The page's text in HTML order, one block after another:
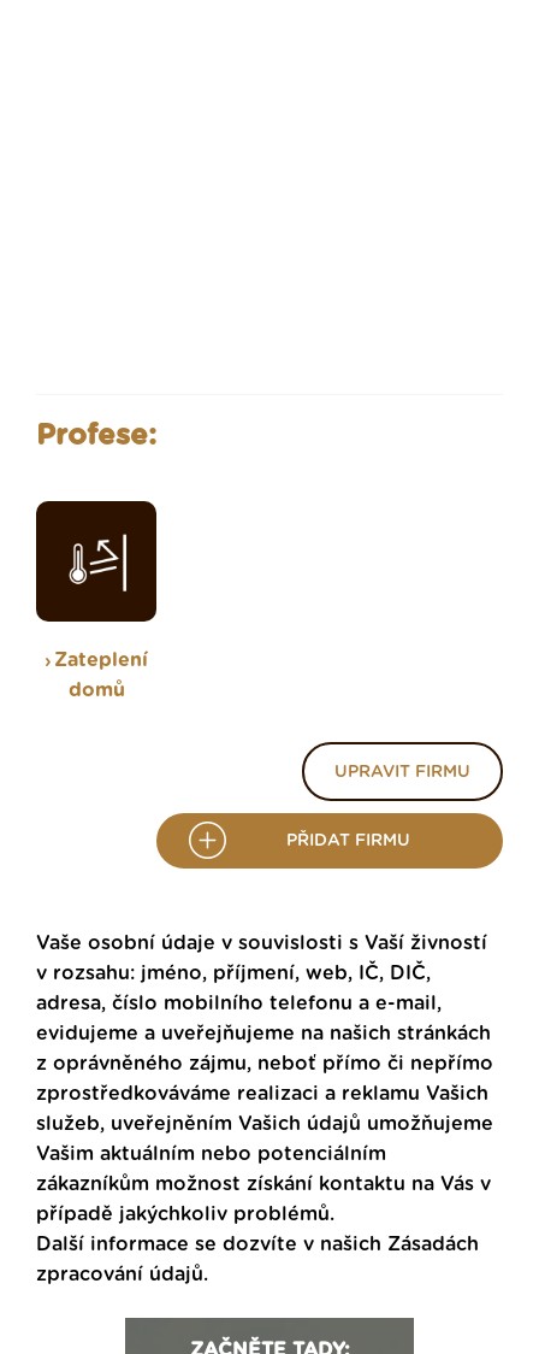
Profese:
Zateplení
domů
UPRAVIT FIRMU
PŘIDAT FIRMU
Vaše osobní údaje v souvislosti s Vaší živností
v rozsahu: jméno, příjmení, web, IČ, DIČ,
adresa, číslo mobilního telefonu a e-mail,
evidujeme a uveřejňujeme na našich stránkách
z oprávněného zájmu, neboť přímo či nepřímo
zprostředkováváme realizaci a reklamu Vašich
služeb, uveřejněním Vašich údajů umožňujeme
Vašim aktuálním nebo potenciálním
zákazníkům možnost získání kontaktu na Vás v
případě jakýchkoliv problémů.
Další informace se dozvíte v našich Zásadách
zpracování údajů.